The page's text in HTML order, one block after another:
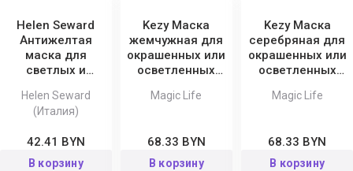
Helen Seward
Антижелтая
маска для
светлых и
волос Purple 12/M
Helen Seward
(Италия)
42.41 BYN
В корзину
Kezy Маска
жемчужная для
окрашенных или
осветленных
Magic Life
68.33 BYN
В корзину
Kezy Маска
серебряная для
окрашенных или
осветленных
Magic Life
68.33 BYN
В корзину